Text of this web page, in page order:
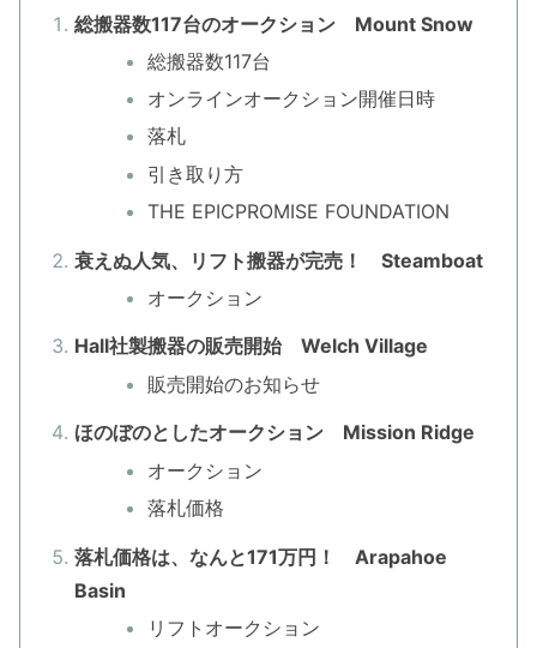
総搬器数117台のオークション Mount Snow
総搬器数117台
オンラインオークション開催日時
落札
引き取り方
THE EPICPROMISE FOUNDATION
衰えぬ人気、リフト搬器が完売！ Steamboat
オークション
Hall社製搬器の販売開始 Welch Village
販売開始のお知らせ
ほのぼのとしたオークション Mission Ridge
オークション
落札価格
落札価格は、なんと171万円！ Arapahoe
Basin
リフトオークション